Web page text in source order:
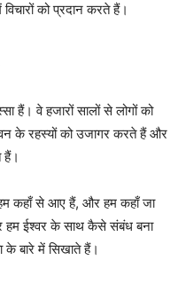
को प्रदान करते हैं।
हैं। वे हजारों सालों से लोगों को
के रहस्यों को उजागर करते हैं और
हैं।
कहाँ से आए हैं, और हम कहाँ जा
हम ईश्वर के साथ कैसे संबंध बना
बारे में सिखाते हैं।